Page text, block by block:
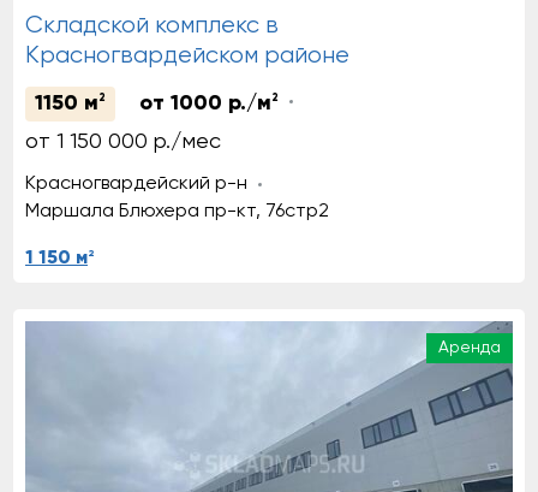
Cкладской комплекс в
Красногвардейском районе
1150 м 2 от 1000 р./м 2
от 1 150 000 р./мес
Красногвардейский р-н
Маршала Блюхера пр-кт, 76стр2
1 150 м2
Аренда